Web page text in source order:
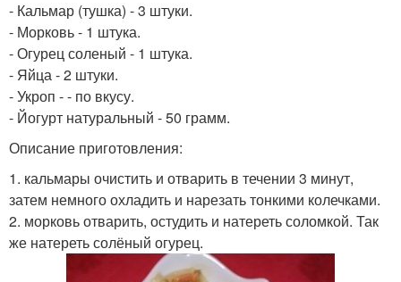
- Кальмар (тушка) - 3 штуки.
- Морковь - 1 штука.
- Огурец соленый - 1 штука.
- Яйца - 2 штуки.
- Укроп - - по вкусу.
- Йогурт натуральный - 50 грамм.
Описание приготовления:
1. кальмары очистить и отварить в течении 3 минут,
затем немного охладить и нарезать тонкими колечками.
2. морковь отварить, остудить и натереть соломкой. Так
же натереть солёный огурец.